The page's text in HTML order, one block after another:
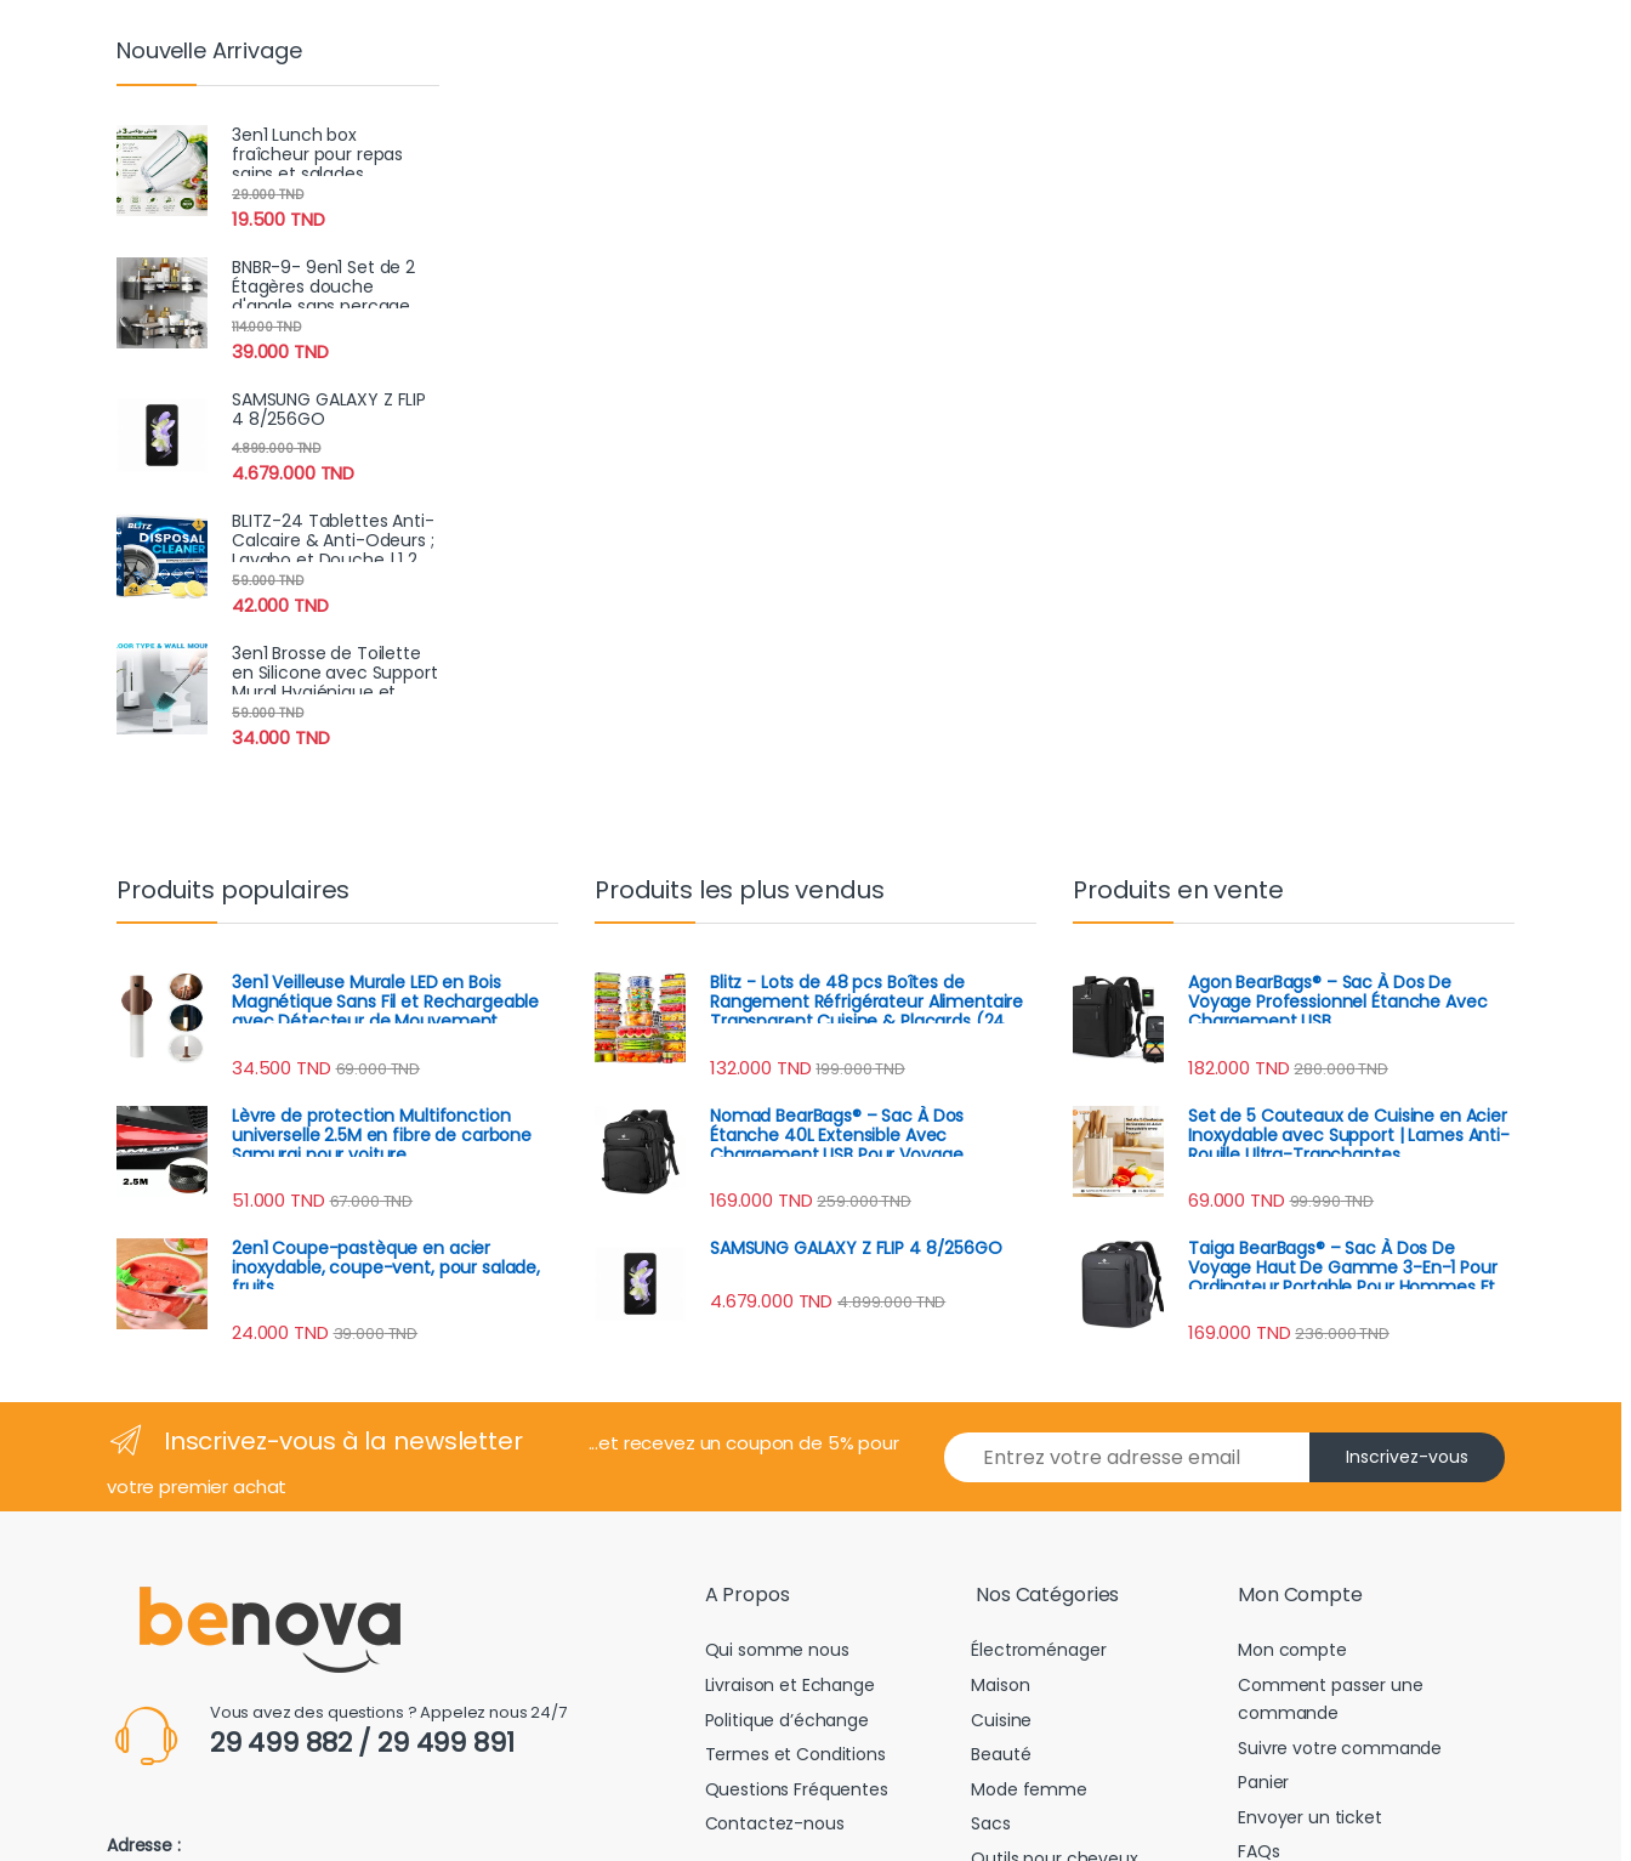
Nouvelle Arrivage
3en1 Lunch box
fraîcheur pour repas
sains et salades
croustillantes
19.500 TND
29.000TND
BNBR-9- 9en1 Set de 2
Étagères douche
d'angle sans perçage
INOX rangement salle
de bain
39.000 TND
114.000TND
SAMSUNG GALAXY Z FLIP
4 8/256GO
4.679.000TND
4.899.000TND
BLITZ-24 Tablettes Anti-
Calcaire & Anti-Odeurs ;
Lavabo et Douche | 1 2
Mois
42.000 TND
59.000TND
3en1 Brosse de Toilette
en Silicone avec Support
Mural Hygiénique et
Moderne
34.000 TND
59.000TND
Produits populaires
3en1 Veilleuse Murale LED en Bois
Magnétique Sans Fil et Rechargeable
avec Détecteur de Mouvement
34.500 TND 69.000TND
Lèvre de protection Multifonction
universelle 2.5M en fibre de carbone
Samurai pour voiture
51.000 TND 67.000TND
2en1 Coupe-pastèque en acier
inoxydable, coupe-vent, pour salade,
fruits
24.000 TND 39.000TND
Produits les plus vendus
Blitz - Lots de 48 pcs Boîtes de
Rangement Réfrigérateur Alimentaire
Transparent Cuisine & Placards (24
132.000 TND 199.000TND
Nomad BearBags® – Sac À Dos
Étanche 40L Extensible Avec
Chargement USB Pour Voyage
169.000 TND 259.000TND
SAMSUNG GALAXY Z FLIP 4 8/256GO
4.679.000 TND 4.899.000TND
Produits en vente
Agon BearBags® – Sac À Dos De
Voyage Professionnel Étanche Avec
Chargement USB
182.000 TND 280.000TND
Set de 5 Couteaux de Cuisine en Acier
Inoxydable avec Support | Lames Anti-
Rouille Ultra-Tranchantes
69.000 TND 99.990TND
Taiga BearBags® – Sac À Dos De
Voyage Haut De Gamme 3-En-1 Pour
Ordinateur Portable Pour Hommes Et
169.000 TND 236.000TND
Inscrivez-vous à la newsletter
...et recevez un coupon de 5% pour
votre premier achat
E
m
i
Inscrivez-vous
Vous avez des questions ? Appelez nous 24/7
29 499 882 / 29 499 891
Adresse :
A Propos
Qui somme nous
Livraison et Echange
Politique d’échange
Termes et Conditions
Questions Fréquentes
Contactez-nous
Nos Catégories
Électroménager
Maison
Cuisine
Beauté
Mode femme
Sacs
Mon Compte
Mon compte
Comment passer une
commande
Suivre votre commande
Panier
Envoyer un ticket
FAQs